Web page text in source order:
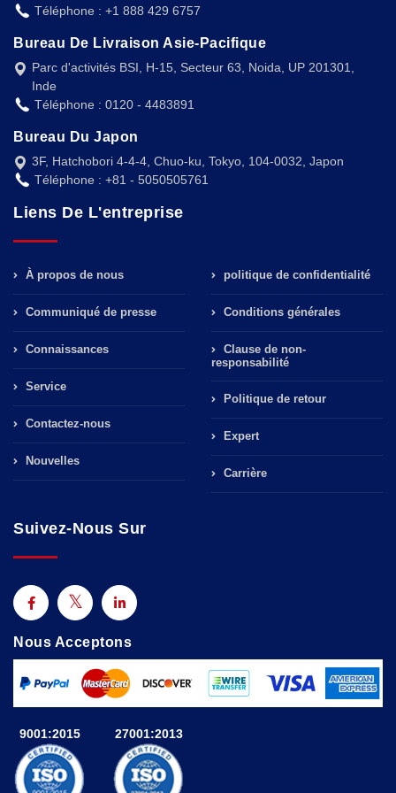
Téléphone : +1 888 429 6757
Bureau De Livraison Asie-Pacifique
Parc d'activités BSI, H-15, Secteur 63, Noida, UP 201301,
Inde
Téléphone : 0120 - 4483891
Bureau Du Japon
3F, Hatchobori 4-4-4, Chuo-ku, Tokyo, 104-0032, Japon
Téléphone : +81 - 5050505761
Liens De L'entreprise
À propos de nous
Communiqué de presse
Connaissances
Service
Contactez-nous
Nouvelles
politique de confidentialité
Conditions générales
Clause de non-
responsabilité
Politique de retour
Expert
Carrière
Suivez-Nous Sur
Nous Acceptons
9001:2015 27001:2013